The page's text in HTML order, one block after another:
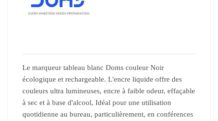
Le marqueur tableau blanc Doms couleur Noir
écologique et rechargeable. L'encre liquide offre des
couleurs ultra lumineuses, encre à faible odeur, effaçable
à sec et à base d'alcool, Idéal pour une utilisation
quotidienne au bureau, particulièrement, en conférences